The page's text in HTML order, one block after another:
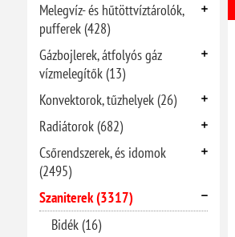
Melegvíz- és hűtöttvíztárolók,
pufferek (428)
Gázbojlerek, átfolyós gáz
vízmelegítők (13)
Konvektorok, tűzhelyek (26)
Radiátorok (682)
Csőrendszerek, és idomok
(2495)
Szaniterek (3317)
Bidék (16)